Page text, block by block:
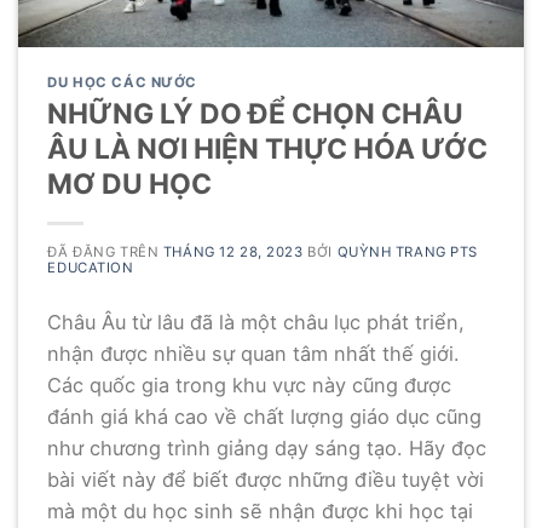
DU HỌC CÁC NƯỚC
NHỮNG LÝ DO ĐỂ CHỌN CHÂU
ÂU LÀ NƠI HIỆN THỰC HÓA ƯỚC
MƠ DU HỌC
ĐÃ ĐĂNG TRÊN THÁNG 12 28, 2023 BỞI QUỲNH TRANG PTS
EDUCATION
Châu Âu từ lâu đã là một châu lục phát triển,
nhận được nhiều sự quan tâm nhất thế giới.
Các quốc gia trong khu vực này cũng được
đánh giá khá cao về chất lượng giáo dục cũng
như chương trình giảng dạy sáng tạo. Hãy đọc
bài viết này để biết được những điều tuyệt vời
mà một du học sinh sẽ nhận được khi học tại